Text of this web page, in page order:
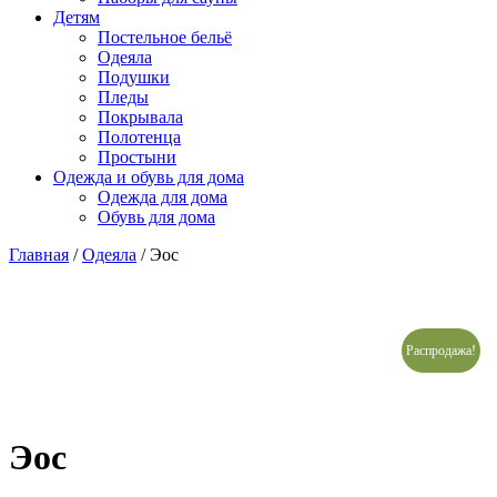
Детям
Постельное бельё
Одеяла
Подушки
Пледы
Покрывала
Полотенца
Простыни
Одежда и обувь для дома
Одежда для дома
Обувь для дома
Главная /Одеяла / Эос
Распродажа!
Эос